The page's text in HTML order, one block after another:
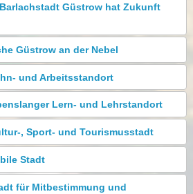
Güstrow hat Zukunft
Güstrow an der Nebel
und Arbeitsstandort
Lern- und Lehrstandort
, Sport- und Tourismusstadt
Stadt
für Mitbestimmung und